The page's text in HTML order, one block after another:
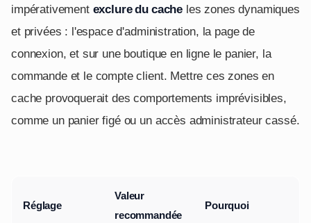
impérativement exclure du cache les zones dynamiques
et privées : l'espace d'administration, la page de
connexion, et sur une boutique en ligne le panier, la
commande et le compte client. Mettre ces zones en
cache provoquerait des comportements imprévisibles,
comme un panier figé ou un accès administrateur cassé.
Réglage
Valeur
recommandée
Pourquoi